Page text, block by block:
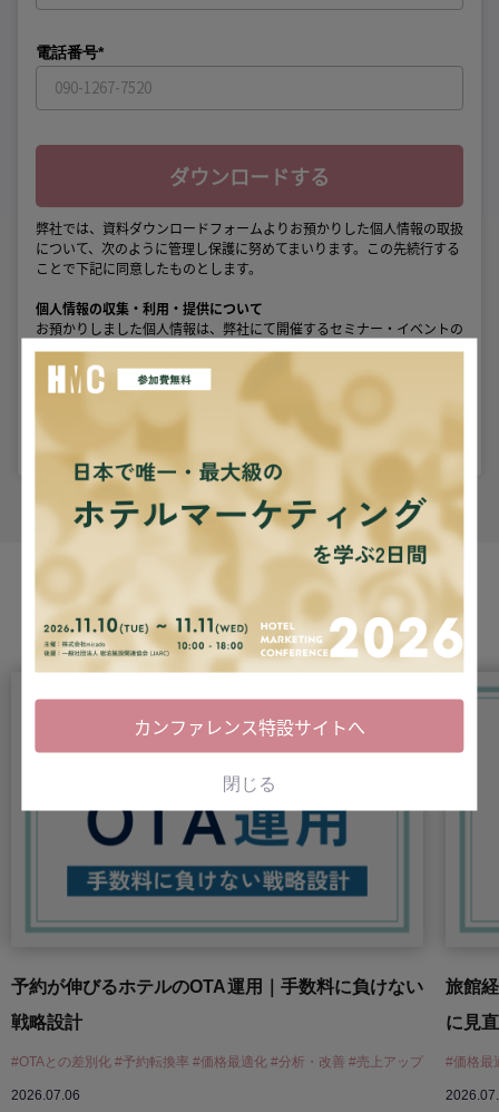
カンファレンス特設サイトへ
閉じる
電話番号*
弊社では、資料ダウンロードフォームよりお預かりした個人情報の取扱
について、次のように管理し保護に努めてまいります。この先続行する
ことで下記に同意したものとします。
個人情報の収集・利用・提供について
お預かりしました個人情報は、弊社にて開催するセミナー・イベントの
ご案内、製品・サービスのご紹介に利用させていただきます。
個人情報保護方針
個人情報取り扱い管理の詳細については。
参照ください。
予約が伸びるホテルのOTA運用｜手数料に負けない
戦略設計
#OTAとの差別化 #予約転換率 #価格最適化 #分析・改善 #売上アップ
2026.07.06
旅館
に見
#価格最